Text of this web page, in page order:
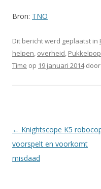
Bron: TNO
Dit bericht werd geplaatst in
helpen overheid Pukkelpop
Time op 19 januari 2014door
Berichtnavigatie
← Knightscope K5
voorspelt en voorkomt
misdaad